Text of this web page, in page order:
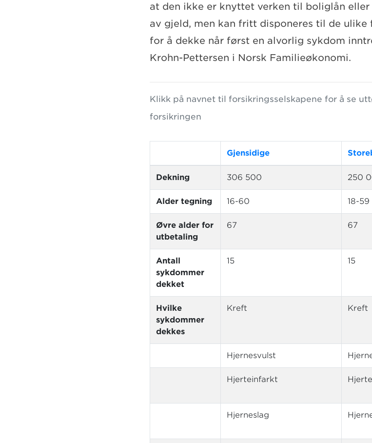
at den ikke er knyttet verken til boliglån
av gjeld, men kan fritt disponeres til de ulike
for å dekke når først en alvorlig sykdom
Krohn-Pettersen i Norsk Familieøkonomi.
Klikk på navnet til forsikringsselskapene for å se
forsikringen
Gjensidige
Dekning 306 500 250
Alder tegning 16-60 18-59
Øvre alder for
utbetaling
67 67
Antall
sykdommer
dekket
15 15
Hvilke
sykdommer
dekkes
Kreft Kreft
Hjernesvulst
Hjerteinfarkt
Hjerneslag